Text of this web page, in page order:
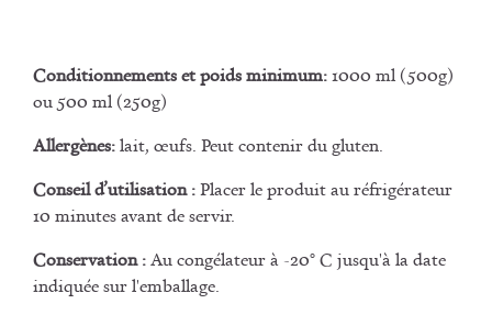
Conditionnements et poids minimum:1000 ml (500g)
ou 500 ml (250g)
Allergènes:lait, œufs. Peut contenir du gluten.
Conseil d’utilisation :Placer le produit au réfrigérateur
10 minutes avant de servir.
Conservation :Au congélateur à -20° C jusqu'à la date
indiquée sur l'emballage.